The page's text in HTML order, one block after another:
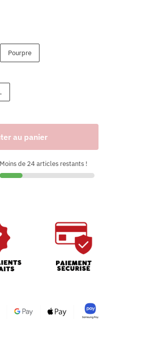
Pourpre
au panier
Moins de 24 articles restants !